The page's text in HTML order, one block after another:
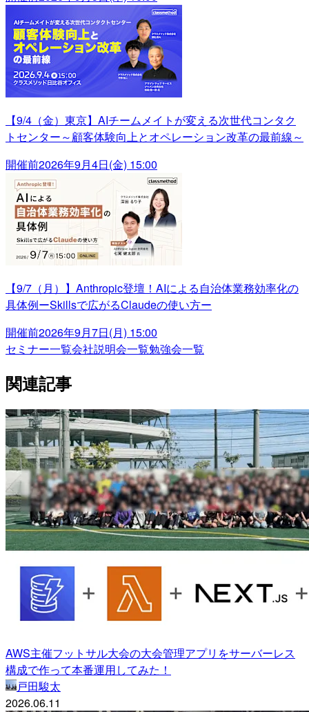
【9/4（金）東京】AIチームメイトが変える次世代コンタク
トセンター～顧客体験向上とオペレーション改革の最前線～
開催前2026年9月4日(金) 15:00
【9/7（月）】Anthropic登壇！AIによる自治体業務効率化の
具体例ーSkillsで広がるClaudeの使い方ー
開催前2026年9月7日(月) 15:00
セミナー一覧会社説明会一覧勉強会一覧
関連記事
AWS主催フットサル大会の大会管理アプリをサーバーレス
構成で作って本番運用してみた！
戸田駿太
2026.06.11